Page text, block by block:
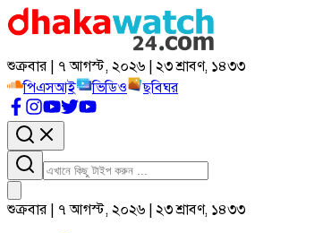
শুক্রবার | ৭ আগস্ট, ২০২৬ | ২৩ শ্রাবণ, ১৪৩৩
পিএসআই
ভিডিও ছবিঘর
শুক্রবার | ৭ আগস্ট, ২০২৬ | ২৩ শ্রাবণ, ১৪৩৩